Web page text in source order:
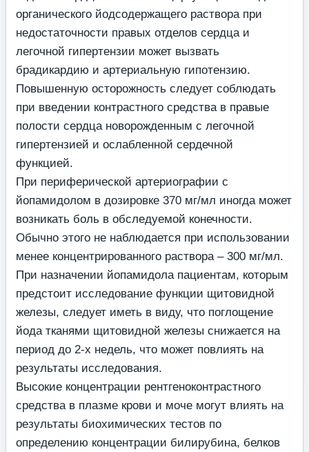
органического йодсодержащего раствора при
недостаточности правых отделов сердца и
легочной гипертензии может вызвать
брадикардию и артериальную гипотензию.
Повышенную осторожность следует соблюдать
при введении контрастного средства в правые
полости сердца новорожденным с легочной
гипертензией и ослабленной сердечной
функцией.
При периферической артериографии с
йопамидолом в дозировке 370 мг/мл иногда может
возникать боль в обследуемой конечности.
Обычно этого не наблюдается при использовании
менее концентрированного раствора – 300 мг/мл.
При назначении йопамидола пациентам, которым
предстоит исследование функции щитовидной
железы, следует иметь в виду, что поглощение
йода тканями щитовидной железы снижается на
период до 2-х недель, что может повлиять на
результаты исследования.
Высокие концентрации рентгеноконтрастного
средства в плазме крови и моче могут влиять на
результаты биохимических тестов по
определению концентрации билирубина, белков